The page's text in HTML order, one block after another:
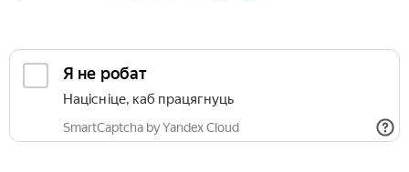
Я не робат
Націсніце, каб працягнуць
SmartCaptcha by Yandex Cloud